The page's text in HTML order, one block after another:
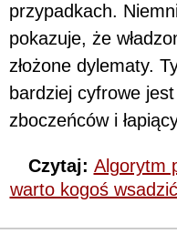
przypadkach.
pokazuje, że
złożone dylematy.
bardziej cyfrowe
zboczeńców i
Czytaj: Algorytm
warto kogoś